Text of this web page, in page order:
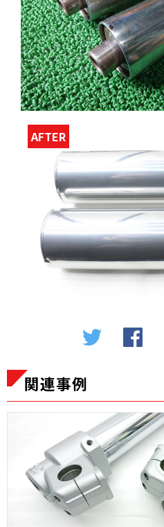
AFTER
関連事例